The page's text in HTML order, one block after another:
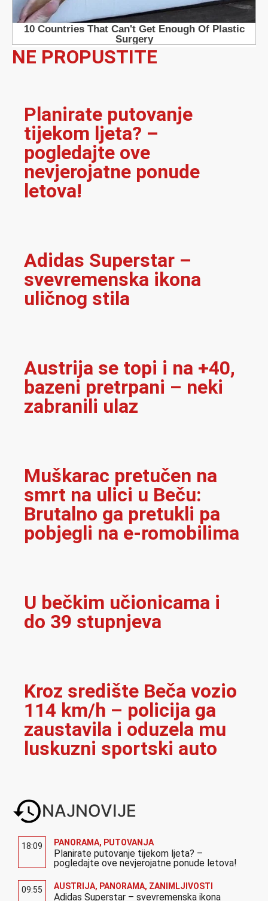
NE PROPUSTITE
Planirate putovanje
tijekom ljeta? –
pogledajte ove
nevjerojatne ponude
letova!
Adidas Superstar –
svevremenska ikona
uličnog stila
Austrija se topi i na +40,
bazeni pretrpani – neki
zabranili ulaz
Muškarac pretučen na
smrt na ulici u Beču:
Brutalno ga pretukli pa
pobjegli na e-romobilima
U bečkim učionicama i
do 39 stupnjeva
Kroz središte Beča vozio
114 km/h – policija ga
zaustavila i oduzela mu
luskuzni sportski auto
NAJNOVIJE
18:09 PANORAMA, PUTOVANJA
Planirate putovanje tijekom ljeta? –
pogledajte ove nevjerojatne ponude letova!
09:55 AUSTRIJA, PANORAMA, ZANIMLJIVOSTI
Adidas Superstar – svevremenska ikona